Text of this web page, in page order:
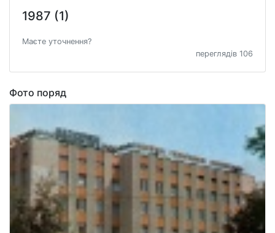
1987 (1)
Маєте уточнення?
переглядів 106
Фото поряд